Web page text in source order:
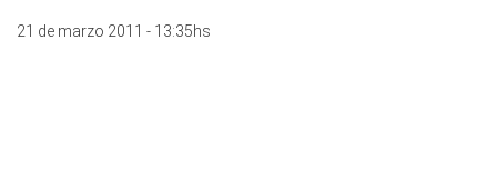
21 de marzo 2011 - 13:35hs